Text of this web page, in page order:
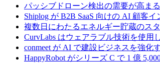
パッシブドローン検出の需要が高ま
Shiplog が B2B SaaS 向けの AI 顧客
複数日にわたるエネルギー貯蔵のス
CurvLabs はウェアラブル技術を使
conmeet が AI で建設ビジネスを強化
HappyRobot がシリーズ C で 1 億